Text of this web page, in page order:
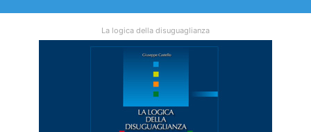
La logica della disuguaglianza